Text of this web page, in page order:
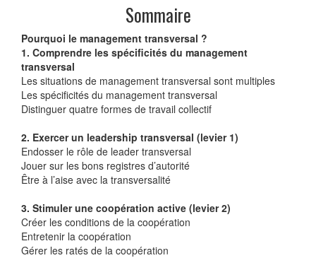
Sommaire
Pourquoi le management transversal ?
1. Comprendre les spécificités du management
transversal
Les situations de management transversal sont multiples
Les spécificités du management transversal
Distinguer quatre formes de travail collectif
2. Exercer un leadership transversal (levier 1)
Endosser le rôle de leader transversal
Jouer sur les bons registres d’autorité
Être à l’aise avec la transversalité
3. Stimuler une coopération active (levier 2)
Créer les conditions de la coopération
Entretenir la coopération
Gérer les ratés de la coopération